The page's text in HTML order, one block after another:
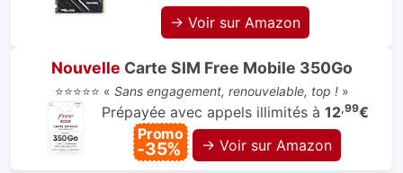
→ Voir sur Amazon
Nouvelle Carte SIM Free Mobile 350Go
⭐⭐⭐⭐⭐ « Sans engagement, renouvelable, top !»
Prépayée avec appels illimités à 12,99€
Promo
-35% → Voir sur Amazon